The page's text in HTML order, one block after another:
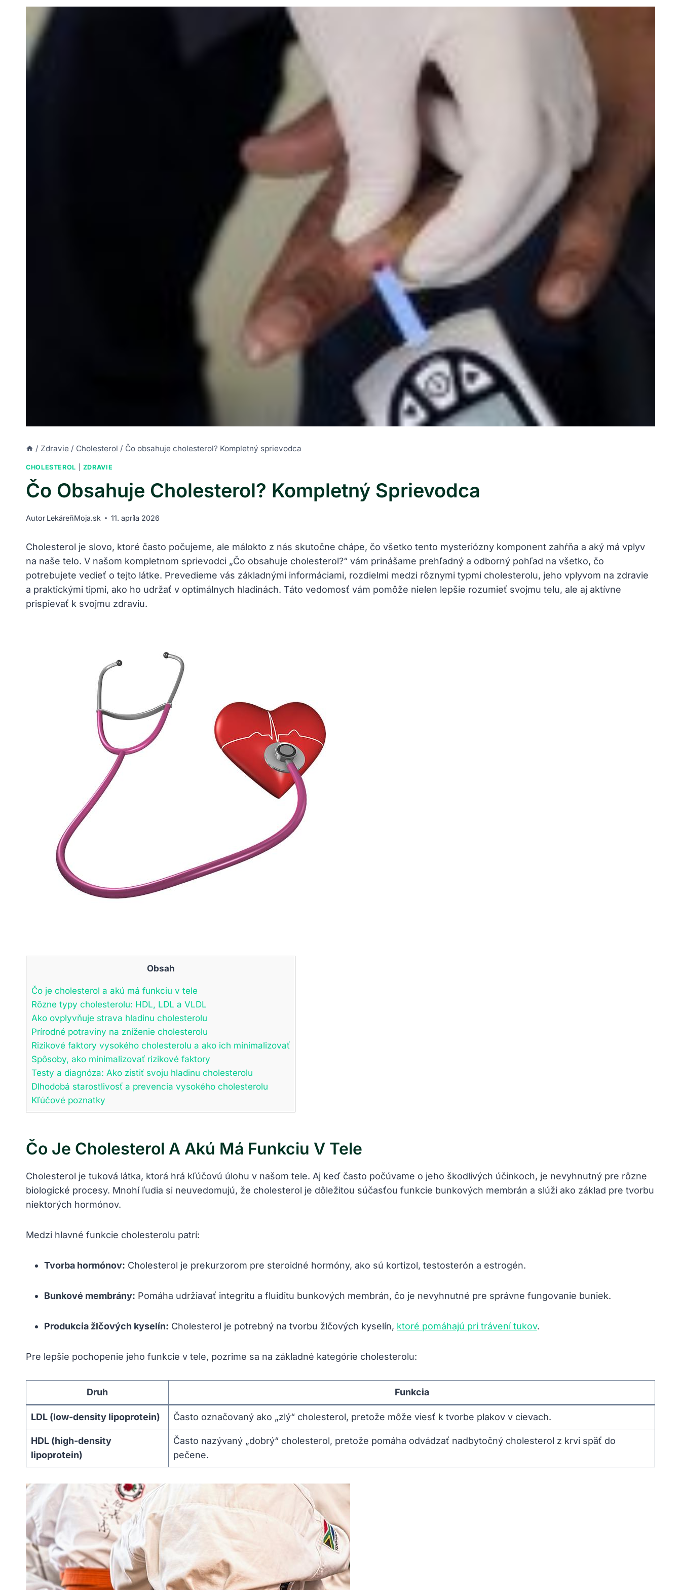
/ Zdravie / Cholesterol / Čo obsahuje cholesterol? Kompletný sprievodca
CHOLESTEROL ZDRAVIE
Čo Obsahuje Cholesterol? Kompletný Sprievodca
Autor LekáreňMoja.sk 11. apríla 2026
Cholesterol je slovo, ktoré často počujeme, ale málokto z nás skutočne chápe, čo všetko tento mysteriózny komponent zahŕňa a aký má vplyv
na naše telo. V našom kompletnom sprievodci „Čo obsahuje cholesterol?“ vám prinášame prehľadný a odborný pohľad na všetko, čo
potrebujete vedieť o tejto látke. Prevedieme vás základnými informáciami, rozdielmi medzi rôznymi typmi cholesterolu, jeho vplyvom na zdravie
a praktickými tipmi, ako ho udržať v optimálnych hladinách. Táto vedomosť vám pomôže nielen lepšie rozumieť svojmu telu, ale aj aktívne
prispievať k svojmu zdraviu.
Obsah
Čo je cholesterol a akú má funkciu v tele
Rôzne typy cholesterolu: HDL, LDL a VLDL
Ako ovplyvňuje strava hladinu cholesterolu
Prírodné potraviny na zníženie cholesterolu
Rizikové faktory vysokého cholesterolu a ako ich minimalizovať
Spôsoby, ako minimalizovať rizikové faktory
Testy a diagnóza: Ako zistiť svoju hladinu cholesterolu
Dlhodobá starostlivosť a prevencia vysokého cholesterolu
Kľúčové poznatky
Čo Je Cholesterol A Akú Má Funkciu V Tele
Cholesterol je tuková látka, ktorá hrá kľúčovú úlohu v našom tele. Aj keď často počúvame o jeho škodlivých účinkoch, je nevyhnutný pre rôzne
biologické procesy. Mnohí ľudia si neuvedomujú, že cholesterol je dôležitou súčasťou funkcie bunkových membrán a slúži ako základ pre tvorbu
niektorých hormónov.
Medzi hlavné funkcie cholesterolu patrí:
Tvorba hormónov: Cholesterol je prekurzorom pre steroidné hormóny, ako sú kortizol, testosterón a estrogén.
Bunkové membrány: Pomáha udržiavať integritu a fluiditu bunkových membrán, čo je nevyhnutné pre správne fungovanie buniek.
Produkcia žlčových kyselín: Cholesterol je potrebný na tvorbu žlčových kyselín, ktoré pomáhajú pri trávení tukov.
Pre lepšie pochopenie jeho funkcie v tele, pozrime sa na základné kategórie cholesterolu:
Druh Funkcia
LDL (low-density lipoprotein) Často označovaný ako „zlý“ cholesterol, pretože môže viesť k tvorbe plakov v cievach.
HDL (high-density
lipoprotein)
Často nazývaný „dobrý“ cholesterol, pretože pomáha odvádzať nadbytočný cholesterol z krvi späť do
pečene.